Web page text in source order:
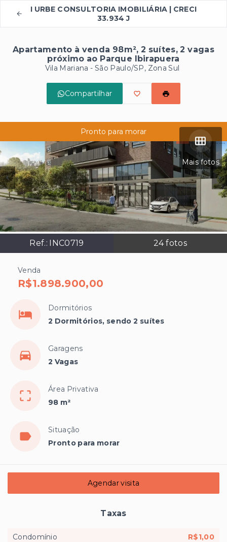
I URBE CONSULTORIA IMOBILIÁRIA | CRECI
33.934 J
Apartamento à venda 98m², 2 suítes, 2 vagas
próximo ao Parque Ibirapuera
Vila Mariana - São Paulo/SP, Zona Sul
Compartilhar
Mais fotos
Ref.: INC0719 24fotos
Pronto para morar
Venda
R$1.898.900,00
Dormitórios
2 Dormitórios, sendo 2 suítes
Garagens
2 Vagas
Área Privativa
98 m²
Situação
Pronto para morar
Agendar visita
Taxas
Condomínio
R$1,00